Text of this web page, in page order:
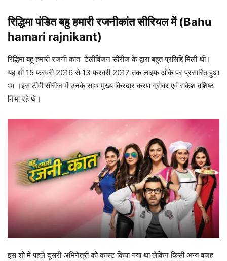
रिद्ध‍िमा पंडित बहु हमारी रजनीकांत सीरियल में (Bahu
hamari rajnikant)
रिद्धिमा बहू हमारी रजनी कांत टेलीविजन सीरीज के द्वारा बहुत प्रसिद्दि मिली थी।
यह शो 15 फरवरी 2016 से 13 फरवरी 2017 तक लाइफ ओके पर प्रसारित हुआ
था ।इस टीवी सीरीज में उनके साथ मुख्य किरदार करण ग्रोवर एवं राकेश वशिष्ठ
निभा रहे थे।
इस शो में पहले दूसरी अभिनेत्री को कास्ट किया गया था लेकिन किसी अन्य वजह